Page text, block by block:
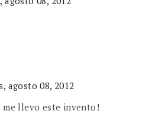
agosto 08, 2012
me llevo este invento!